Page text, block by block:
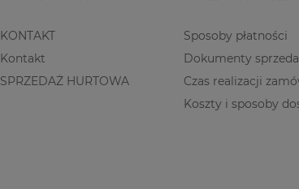
KONTAKT
Kontakt
SPRZEDAŻ HURTOWA
Sposoby płatności
Dokumenty
Czas realizacji
Koszty i sposoby